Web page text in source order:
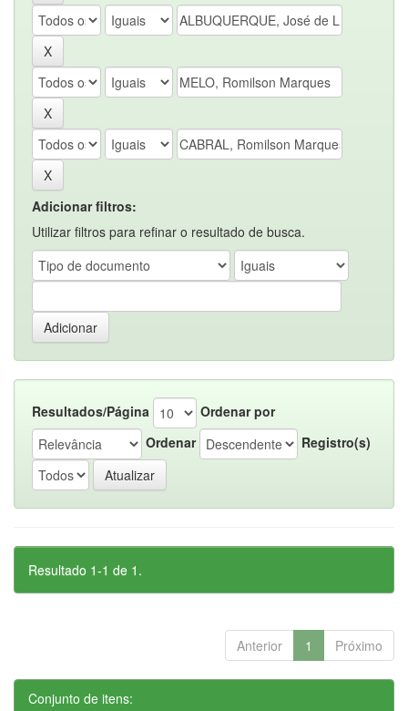
Adicionar filtros:
Utilizar filtros para refinar o resultado de busca.
Resultados/Página
Ordenar por
Ordenar
Registro(s)
Resultado 1-1 de 1.
Anterior 1 Próximo
Conjunto de itens: